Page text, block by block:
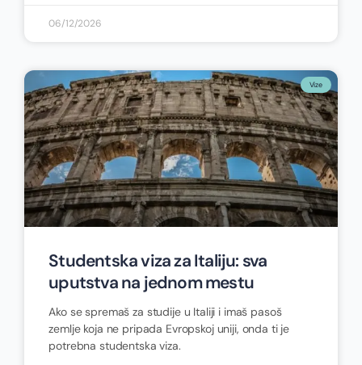
06/12/2026
Vize
Studentska viza za Italiju: sva
uputstva na jednom mestu
Ako se spremaš za studije u Italiji i imaš pasoš
zemlje koja ne pripada Evropskoj uniji, onda ti je
potrebna studentska viza.